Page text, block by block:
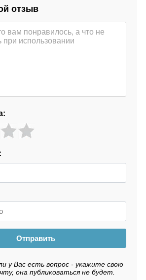
отзыв
Отправить
у Вас есть вопрос - укажите свою
она публиковаться не будет.